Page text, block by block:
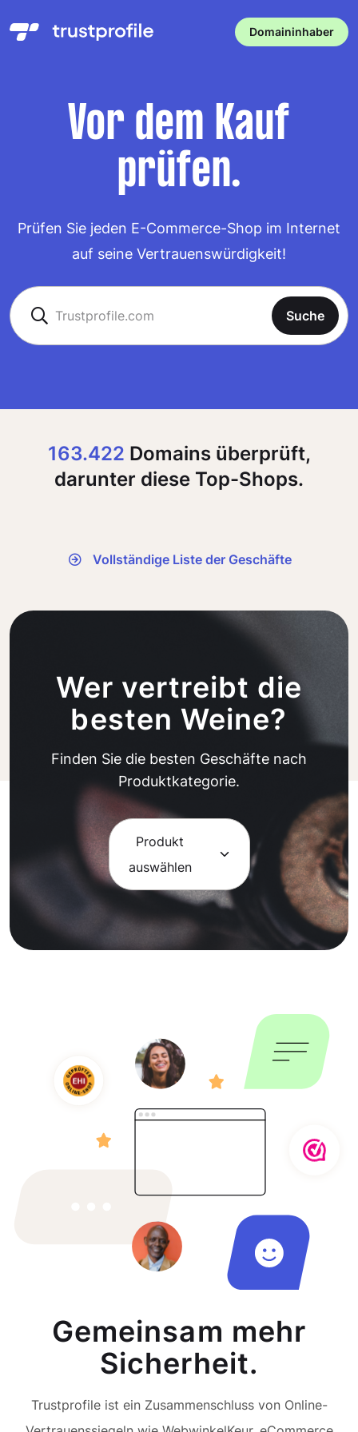
Domaininhaber
Vor dem Kauf
prüfen.
Prüfen Sie jeden E-Commerce-Shop im Internet
auf seine Vertrauenswürdigkeit!
Suche
163.422 Domains überprüft,
darunter diese Top-Shops.
Vollständige Liste der Geschäfte
Wer vertreibt die
besten Weine?
Finden Sie die besten Geschäfte nach
Produktkategorie.
Produkt
auswählen
Gemeinsam mehr
Sicherheit.
Trustprofile ist ein Zusammenschluss von Online-